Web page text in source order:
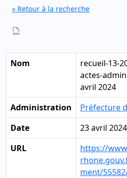
« Retour à la recherche
Nom
recueil-13-
actes-
avril 2024
Administration
Préfecture
Date
23 avril 2024
URL
https://
ment/